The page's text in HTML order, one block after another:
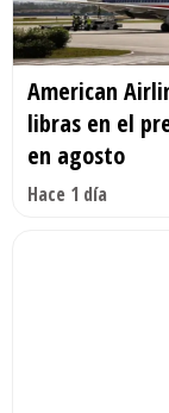
American
libras en el
en agosto
Hace 1 día